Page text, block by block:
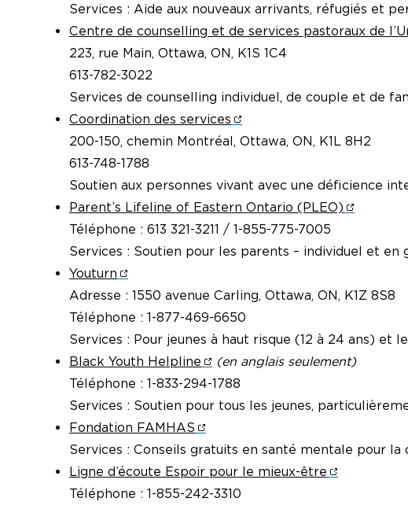
Services : Aide aux nouveaux arrivants, réfugiés et
Centre de counselling et de services pastoraux de
223, rue Main, Ottawa, ON, K1S 1C4
613-782-3022
Services de counselling individuel, de couple et de
Coordination des services
200-150, chemin Montréal, Ottawa, ON, K1L 8H2
613-748-1788
Soutien aux personnes vivant avec une déficience
Parent’s Lifeline of Eastern Ontario (PLEO)
Téléphone : 613 321-3211 / 1-855-775-7005
Services : Soutien pour les parents – individuel et en
Youturn
Adresse : 1550 avenue Carling, Ottawa, ON, K1Z 8S8
Téléphone : 1-877-469-6650
Services : Pour jeunes à haut risque (12 à 24 ans)
Black Youth Helpline
(en anglais seulement)
Téléphone : 1-833-294-1788
Services : Soutien pour tous les jeunes,
Fondation FAMHAS
Services : Conseils gratuits en santé mentale pour
Ligne d’écoute Espoir pour le mieux-être
Téléphone : 1-855-242-3310